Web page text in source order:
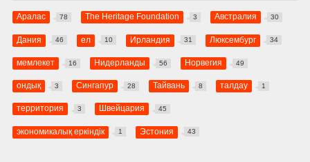
Аралас 78 The Heritage Foundation 3 Австралия 30
Дания 46 ел 10 Ирландия 31 Люксембург 34
мемлекет 16 Нидерланды 56 Норвегия 49
ондық 3 Сингапур 28 Тайвань 8 талдау 1
территория 3 Швейцария 45
экономикалық еркіндік 1 Эстония 43